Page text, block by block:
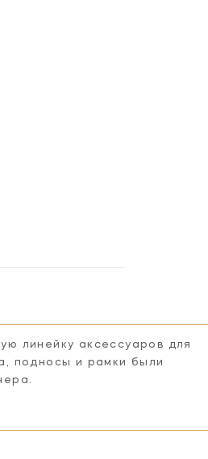
линейку аксессуаров для
подносы и рамки были